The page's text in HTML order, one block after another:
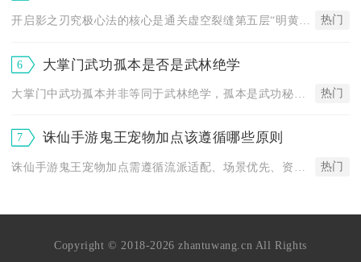
热门
6 大掌门武功孤本是否是武林绝学
热门
7 诛仙手游鬼王宠物加点该遵循哪些原则
热门
Copyright © 2018-2026 zhantuwang.cn All Rights